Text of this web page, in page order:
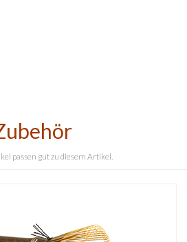
passen gut zu diesem Artikel.